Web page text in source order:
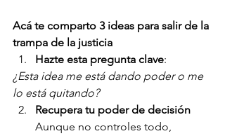
Acá te comparto 3 ideas para salir de la
trampa de la justicia
Hazte esta pregunta clave:
¿Esta idea me está dando poder o me
lo está quitando?
Recupera tu poder de decisión
Aunque no controles todo,